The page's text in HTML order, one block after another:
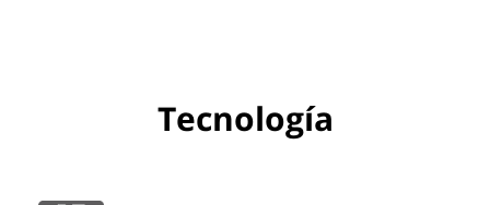
Tecnología